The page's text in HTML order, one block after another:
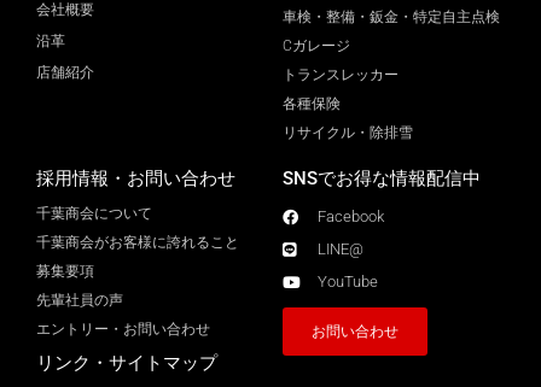
会社概要
沿革
店舗紹介
車検・整備・鈑金・特定自主点検
Cガレージ
トランスレッカー
各種保険
リサイクル・除排雪
採用情報・お問い合わせ
千葉商会について
千葉商会がお客様に誇れること​
募集要項
先輩社員の声
エントリー・お問い合わせ
リンク・サイトマップ
SNSでお得な情報配信中
Facebook
LINE@
YouTube
お問い合わせ